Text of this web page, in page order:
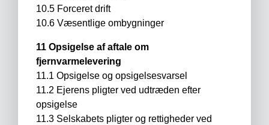
10.5 Forceret drift
10.6 Væsentlige ombygninger
11 Opsigelse af aftale om
fjernvarmelevering
11.1 Opsigelse og opsigelsesvarsel
11.2 Ejerens pligter ved udtræden efter
opsigelse
11.3 Selskabets pligter og rettigheder ved